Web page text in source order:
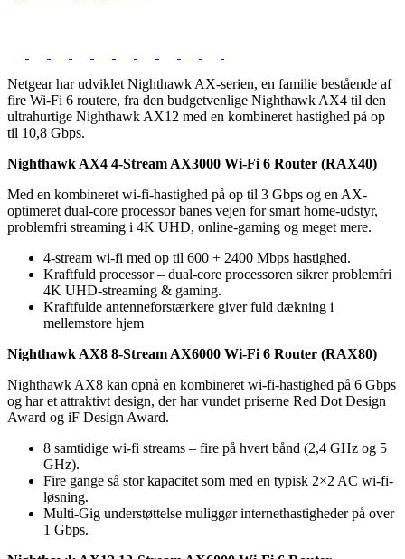
Netgear har udviklet Nighthawk AX-serien, en familie bestående af
fire Wi-Fi 6 routere, fra den budgetvenlige Nighthawk AX4 til den
ultrahurtige Nighthawk AX12 med en kombineret hastighed på op
til 10,8 Gbps.
Nighthawk AX4 4-Stream AX3000 Wi-Fi 6 Router (RAX40)
Med en kombineret wi-fi-hastighed på op til 3 Gbps og en AX-
optimeret dual-core processor banes vejen for smart home-udstyr,
problemfri streaming i 4K UHD, online-gaming og meget mere.
4-stream wi-fi med op til 600 + 2400 Mbps hastighed.
Kraftfuld processor – dual-core processoren sikrer problemfri
4K UHD-streaming & gaming.
Kraftfulde antenneforstærkere giver fuld dækning i
mellemstore hjem
Nighthawk AX8 8-Stream AX6000 Wi-Fi 6 Router (RAX80)
Nighthawk AX8 kan opnå en kombineret wi-fi-hastighed på 6 Gbps
og har et attraktivt design, der har vundet priserne Red Dot Design
Award og iF Design Award.
8 samtidige wi-fi streams – fire på hvert bånd (2,4 GHz og 5
GHz).
Fire gange så stor kapacitet som med en typisk 2×2 AC wi-fi-
løsning.
Multi-Gig understøttelse muliggør internethastigheder på over
1 Gbps.